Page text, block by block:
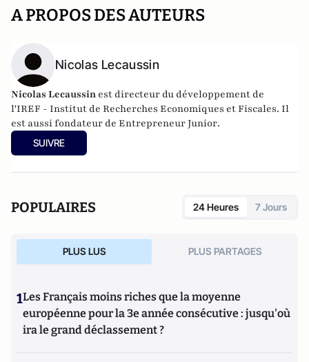
A PROPOS DES AUTEURS
Nicolas Lecaussin
Nicolas Lecaussin est directeur du développement de
l'IREF - Institut de Recherches Economiques et Fiscales. Il
est aussi fondateur de Entrepreneur Junior.
SUIVRE
POPULAIRES 24 Heures 7 Jours
PLUS LUS PLUS PARTAGES
1Les Français moins riches que la moyenne
européenne pour la 3e année consécutive : jusqu'où
ira le grand déclassement ?